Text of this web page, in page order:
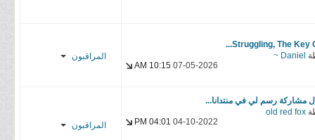
Struggling, The Key
Daniel ~
07-05-2026
10:15 AM
المراقبون
مشاركة رسم لي في منتدانا...
old red fox
04-10-2022
04:01 PM المراقبون